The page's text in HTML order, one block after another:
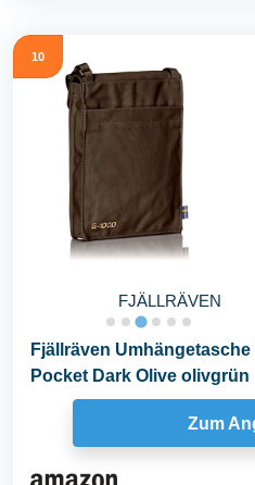
10
FJÄLLRÄVEN
Fjällräven
Pocket Dark Olive olivgrün
Zum